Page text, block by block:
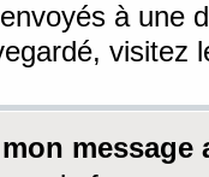
à une
visitez
message